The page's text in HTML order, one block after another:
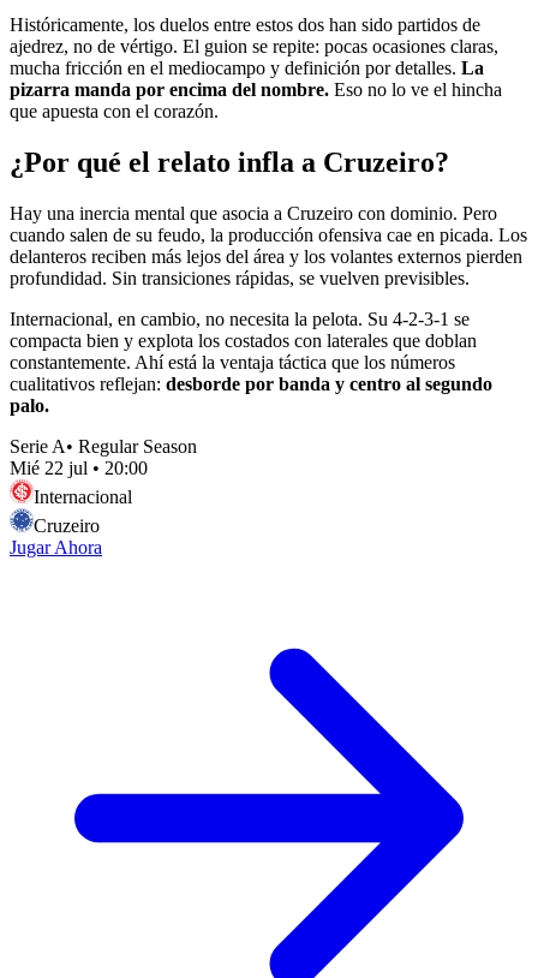
Históricamente, los duelos entre estos dos han sido partidos de
ajedrez, no de vértigo. El guion se repite: pocas ocasiones claras,
mucha fricción en el mediocampo y definición por detalles. La
pizarra manda por encima del nombre. Eso no lo ve el hincha
que apuesta con el corazón.
¿Por qué el relato infla a Cruzeiro?
Hay una inercia mental que asocia a Cruzeiro con dominio. Pero
cuando salen de su feudo, la producción ofensiva cae en picada. Los
delanteros reciben más lejos del área y los volantes externos pierden
profundidad. Sin transiciones rápidas, se vuelven previsibles.
Internacional, en cambio, no necesita la pelota. Su 4-2-3-1 se
compacta bien y explota los costados con laterales que doblan
constantemente. Ahí está la ventaja táctica que los números
cualitativos reflejan: desborde por banda y centro al segundo
palo.
Serie A• Regular Season
Mié 22 jul • 20:00
Internacional
Cruzeiro
Jugar Ahora